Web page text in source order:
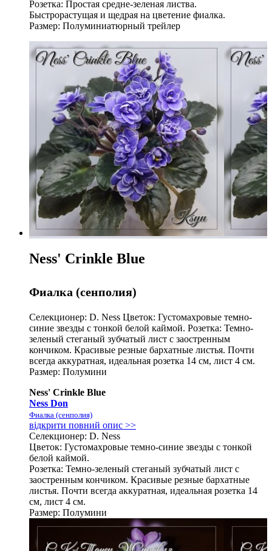
Розетка: Простая средне-зеленая листва.
Быстрорастущая и щедрая на цветение фиалка.
Размер: Полуминиатюрный трейлер
Ness' Crinkle Blue
Фиалка (сенполия)
Селекционер: D. Ness Цветок: Густомахровые темно-
синие звезды с тонкой белой каймой. Розетка: Темно-
зеленый стеганый зубчатый лист с заостренным
кончиком. Красивые резные бархатные листья. Почти
всегда аккуратная, идеальная розетка 14 см, лист 4 см.
Размер: Полумини
Ness' Crinkle Blue
Ness Don
Фиалка (сенполия)
відкрити повний опис >>
Селекционер: D. Ness
Цветок: Густомахровые темно-синие звезды с тонкой
белой каймой.
Розетка: Темно-зеленый стеганый зубчатый лист с
заостренным кончиком. Красивые резные бархатные
листья. Почти всегда аккуратная, идеальная розетка 14
см, лист 4 см.
Размер: Полумини